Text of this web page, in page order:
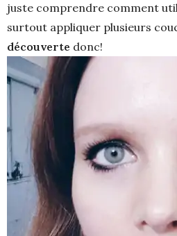
juste comprendre comment
surtout appliquer plusieurs
découverte donc!